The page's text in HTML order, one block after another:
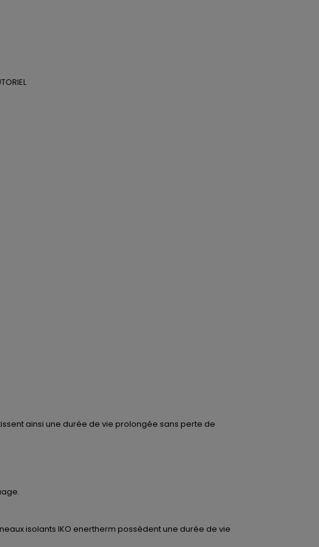
ainsi une durée de vie prolongée sans perte de
isolants IKO enertherm possèdent une durée de vie